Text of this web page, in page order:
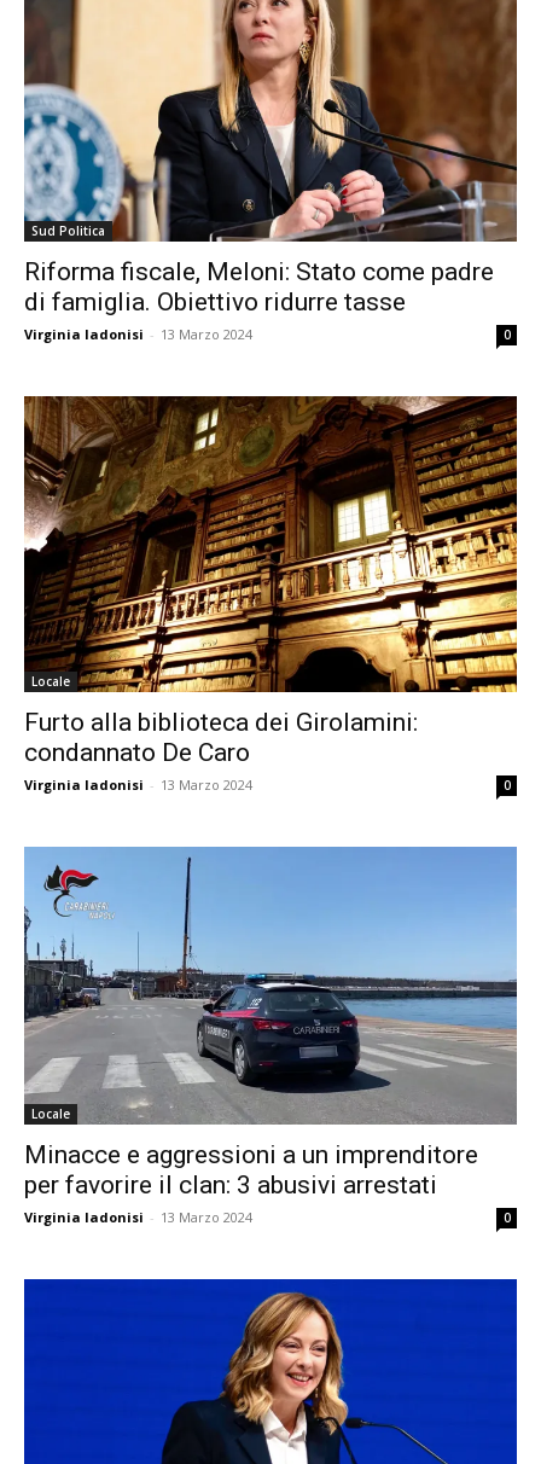
Sud Politica
Riforma fiscale, Meloni: Stato come padre
di famiglia. Obiettivo ridurre tasse
Virginia Iadonisi - 13 Marzo 2024 0
Locale
Furto alla biblioteca dei Girolamini:
condannato De Caro
Virginia Iadonisi - 13 Marzo 2024 0
Locale
Minacce e aggressioni a un imprenditore
per favorire il clan: 3 abusivi arrestati
Virginia Iadonisi - 13 Marzo 2024 0